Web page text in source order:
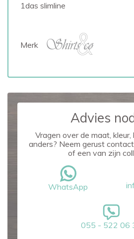
1das slimline
Merk
Advies
Vragen over de maat,
anders? Neem gerust
of een van zijn
WhatsApp
055 - 522 06